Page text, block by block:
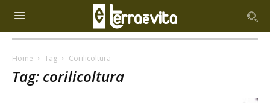
Home Tag Corilicoltura
Tag: corilicoltura